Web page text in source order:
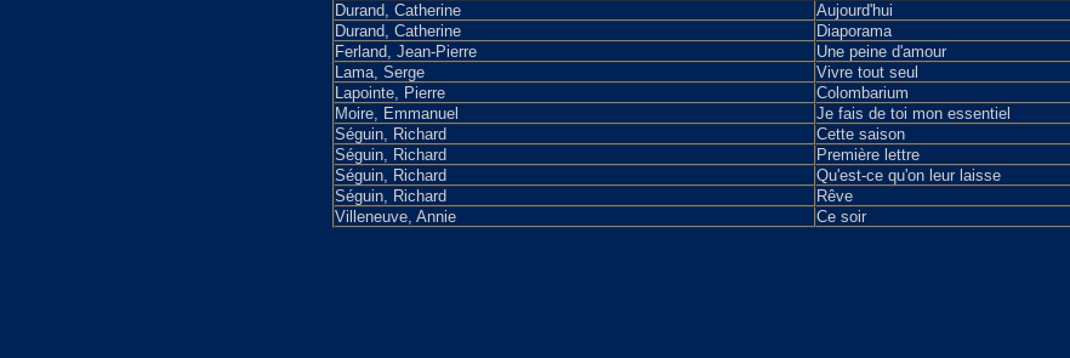
Durand, Catherine
Aujourd'hui
Durand, Catherine
Diaporama
Ferland, Jean-Pierre
Une peine d'amour
Lama, Serge
Vivre tout seul
Lapointe, Pierre
Colombarium
Moire, Emmanuel
Je fais de toi mon essentiel
Séguin, Richard
Cette saison
Séguin, Richard
Première lettre
Séguin, Richard
Qu'est-ce qu'on leur laisse
Séguin, Richard
Rêve
Villeneuve, Annie
Ce soir